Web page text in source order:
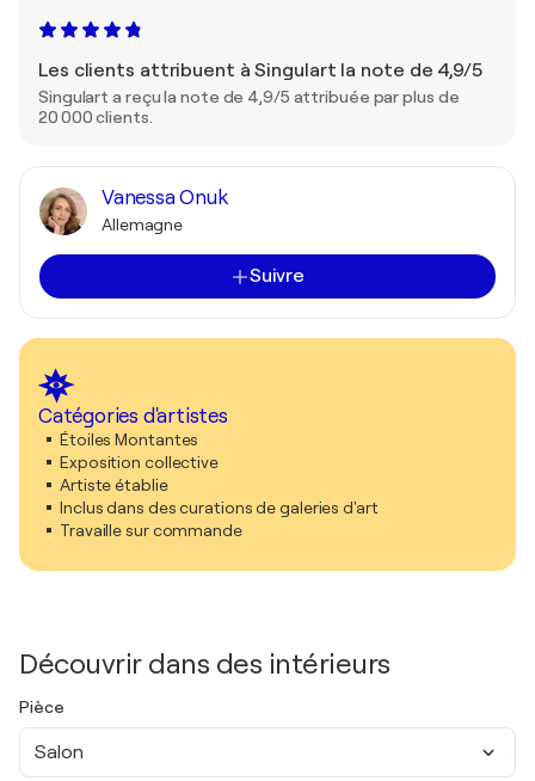
Les clients attribuent à Singulart la note de 4,9/5
Singulart a reçu la note de 4,9/5 attribuée par plus de
20 000 clients.
Vanessa Onuk
Allemagne
Suivre
Catégories d'artistes
Étoiles Montantes
Exposition collective
Artiste établie
Inclus dans des curations de galeries d'art
Travaille sur commande
Découvrir dans des intérieurs
Pièce
Salon